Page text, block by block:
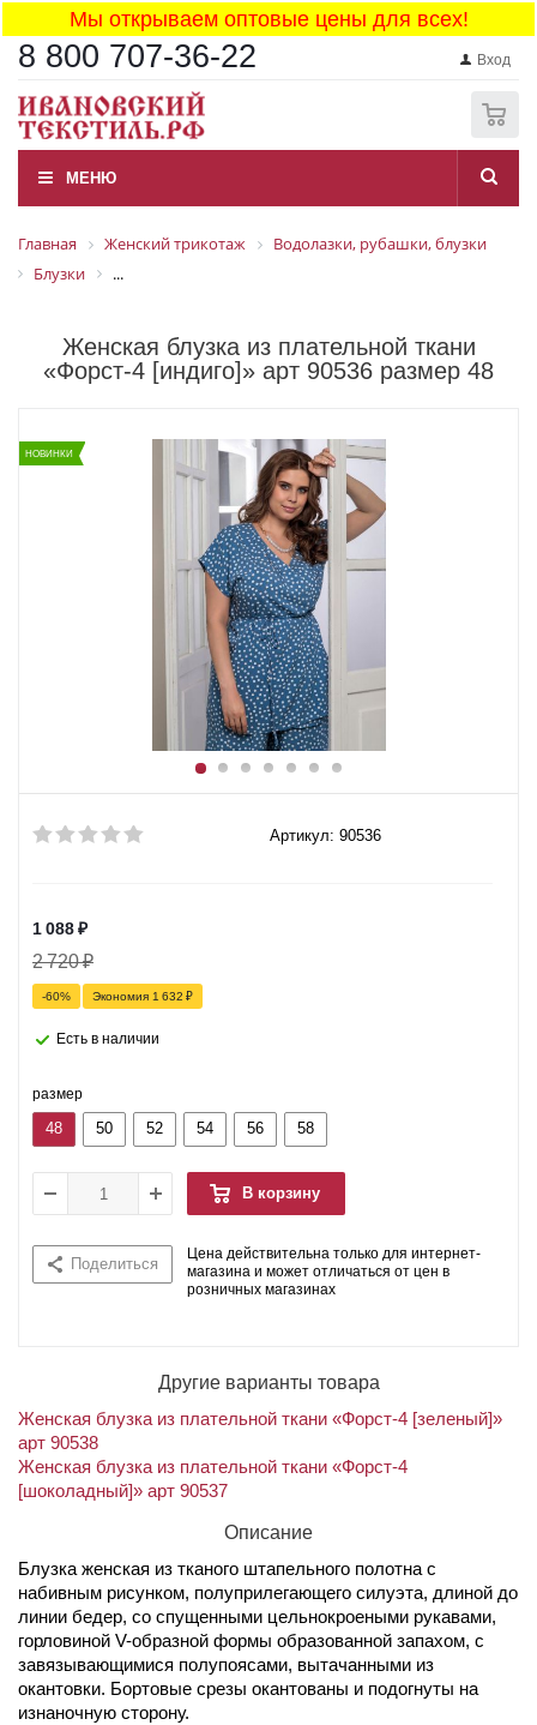
Мы открываем оптовые цены для всех!
8 800 707-36-22 Вход
МЕНЮ
Главная Женский трикотаж
Водолазки, рубашки, блузки
Блузки
...
Женская блузка из плательной ткани
«Форст-4 [индиго]» арт 90536 размер 48
НОВИНКИ
Артикул: 90536
1 088₽
2 720₽
-60% Экономия 1 632 ₽
Есть в наличии
размер
48 50 52 54 56 58
В корзину
Поделиться
Цена действительна только для интернет-
магазина и может отличаться от цен в
розничных магазинах
Другие варианты товара
Женская блузка из плательной ткани «Форст-4 [зеленый]»
арт 90538
Женская блузка из плательной ткани «Форст-4
[шоколадный]» арт 90537
Описание
Блузка женская из тканого штапельного полотна с
набивным рисунком, полуприлегающего силуэта, длиной до
линии бедер, со спущенными цельнокроеными рукавами,
горловиной V-образной формы образованной запахом, с
завязывающимися полупоясами, вытачанными из
окантовки. Бортовые срезы окантованы и подогнуты на
изнаночную сторону.